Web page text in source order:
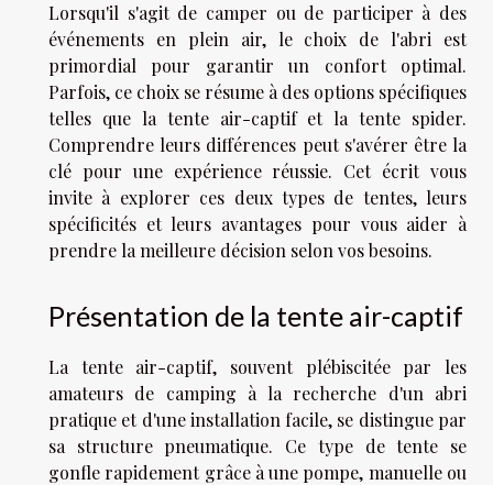
Lorsqu'il s'agit de camper ou de participer à des
événements en plein air, le choix de l'abri est
primordial pour garantir un confort optimal.
Parfois, ce choix se résume à des options spécifiques
telles que la tente air-captif et la tente spider.
Comprendre leurs différences peut s'avérer être la
clé pour une expérience réussie. Cet écrit vous
invite à explorer ces deux types de tentes, leurs
spécificités et leurs avantages pour vous aider à
prendre la meilleure décision selon vos besoins.
Présentation de la tente air-captif
La tente air-captif, souvent plébiscitée par les
amateurs de camping à la recherche d'un abri
pratique et d'une installation facile, se distingue par
sa structure pneumatique. Ce type de tente se
gonfle rapidement grâce à une pompe, manuelle ou